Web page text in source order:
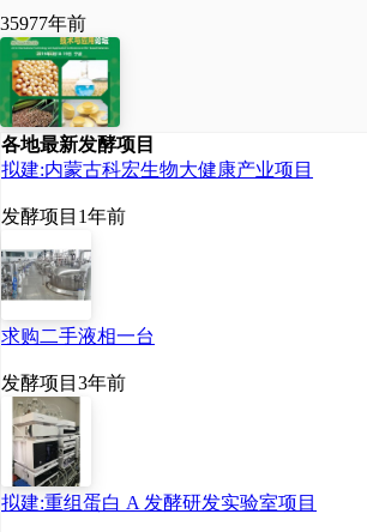
35977年前
各地最新发酵项目
拟建:内蒙古科宏生物大健康产业项目
发酵项目 1年前
求购二手液相一台
发酵项目 3年前
拟建:重组蛋白 A 发酵研发实验室项目